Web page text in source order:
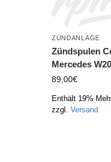
ZÜNDANLAGE
Zündspulen
Mercedes
89,00€
Enthält 19%
zzgl. Versand